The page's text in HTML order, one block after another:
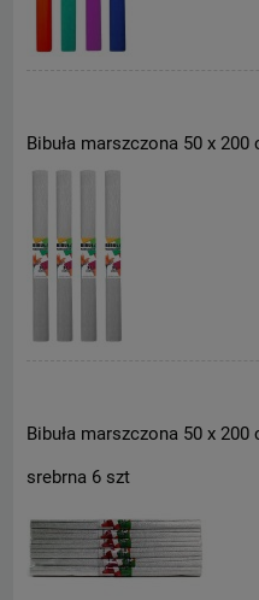
Bibuła marszczona 50 x
Bibuła marszczona 50 x
srebrna 6 szt